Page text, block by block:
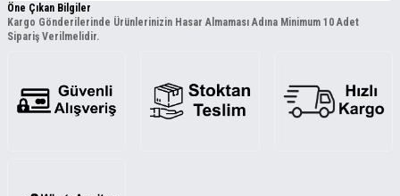
Öne Çıkan Bilgiler
Kargo Gönderilerinde Ürünlerinizin Hasar Almaması Adına Minimum 10 Adet
Sipariş Verilmelidir.